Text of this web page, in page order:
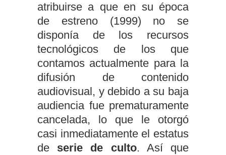
atribuirse a que en su época
de estreno (1999) no se
disponía de los recursos
tecnológicos de los que
contamos actualmente para la
difusión de contenido
audiovisual, y debido a su baja
audiencia fue prematuramente
cancelada, lo que le otorgó
casi inmediatamente el estatus
de serie de culto. Así que